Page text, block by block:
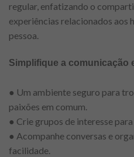
regular, enfatizando o
experiências relacionados aos
pessoa.
Simplifique a comunicação
● Um ambiente seguro para
paixões em comum.
● Crie grupos de interesse
● Acompanhe conversas e
facilidade.